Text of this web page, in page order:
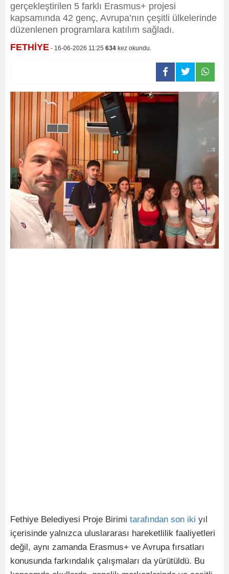
gerçekleştirilen 5 farklı Erasmus+ projesi
kapsamında 42 genç, Avrupa’nın çeşitli ülkelerinde
düzenlenen programlara katılım sağladı.
FETHİYE - 16-06-2026 11:25 634 kez okundu.
Fethiye Belediyesi Proje Birimi tarafından son iki yıl
içerisinde yalnızca uluslararası hareketlilik faaliyetleri
değil, aynı zamanda Erasmus+ ve Avrupa fırsatları
konusunda farkındalık çalışmaları da yürütüldü. Bu